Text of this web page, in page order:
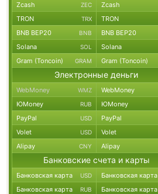
Zcash ZEC Zcash
TRON TRX TRON
BNB BEP20 BNB BNB BEP20
Solana SOL Solana
Gram (Toncoin) GRAM Gram (Toncoin)
Электронные деньги
WebMoney WMZ WebMoney
ЮMoney RUB ЮMoney
PayPal USD PayPal
Volet USD Volet
Alipay CNY Alipay
Банковские счета и карты
Банковская карта USD Банковская карта
Банковская карта RUB Банковская карта